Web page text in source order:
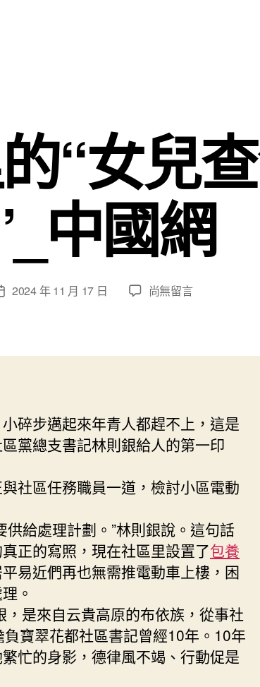
“女兒
中國網
2024 年 11 月 17 日
在
山
兒
查
養
書
_
中
國
網〉
尚無留言
碎步邁起來年青人都趕不上，這是
黨總支書記林則銀給人的第一印
區任務職員一道，檢討小區電動
給處理計劃。”林則銀說。這句話
正的寫照，現在社區里設置了包養
易近們再也無需推電動車上樓，困
。
是來自云貴高原的布依族，從事社
寶翠花都社區書記曾經10年。10年
忙的身影，德律風不竭、行動促是